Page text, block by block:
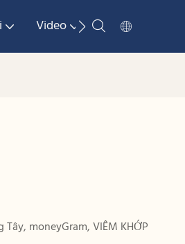
Video Phương Tiện
moneyGram, VIÊM KHỚP